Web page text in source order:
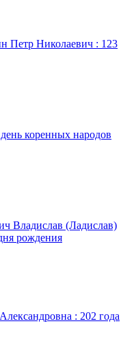
Петр Николаевич : 123
коренных народов
Владислав (Ладислав)
рождения
: 202 года